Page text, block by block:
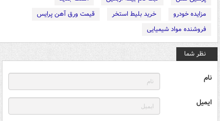
مزایده خودرو
خرید بلیط استخر
قیمت ورق آهن پرایس
فروشنده مواد شیمیایی
نظر شما
نام
ایمیل